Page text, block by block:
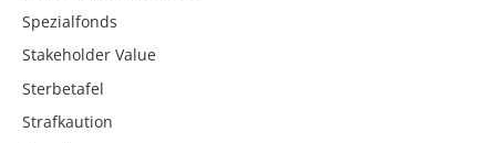
Spezialfonds
Stakeholder Value
Sterbetafel
Strafkaution